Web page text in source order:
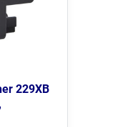
229XB